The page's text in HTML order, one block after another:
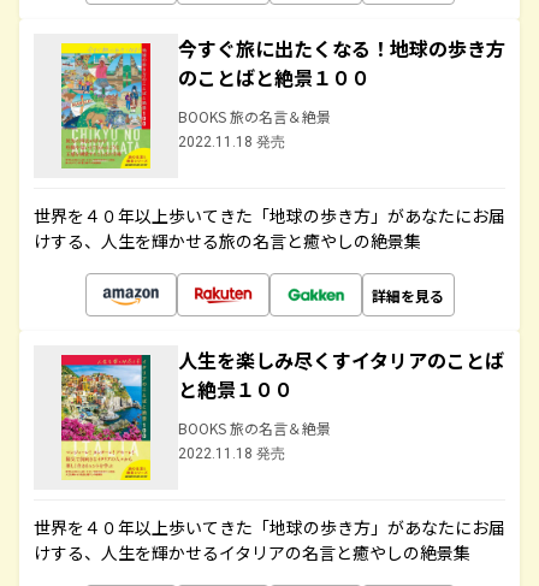
今すぐ旅に出たくなる！地球の歩き方
のことばと絶景１００
BOOKS 旅の名言＆絶景
2022.11.18 発売
世界を４０年以上歩いてきた「地球の歩き方」があなたにお届
けする、人生を輝かせる旅の名言と癒やしの絶景集
詳細を見る
人生を楽しみ尽くすイタリアのことば
と絶景１００
BOOKS 旅の名言＆絶景
2022.11.18 発売
世界を４０年以上歩いてきた「地球の歩き方」があなたにお届
けする、人生を輝かせるイタリアの名言と癒やしの絶景集